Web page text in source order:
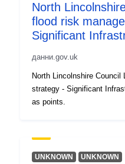
North
flood risk
Significant
данни.gov.uk
North Lincolnshire
strategy - Significant
as points.
UNKNOWN UNKNOWN